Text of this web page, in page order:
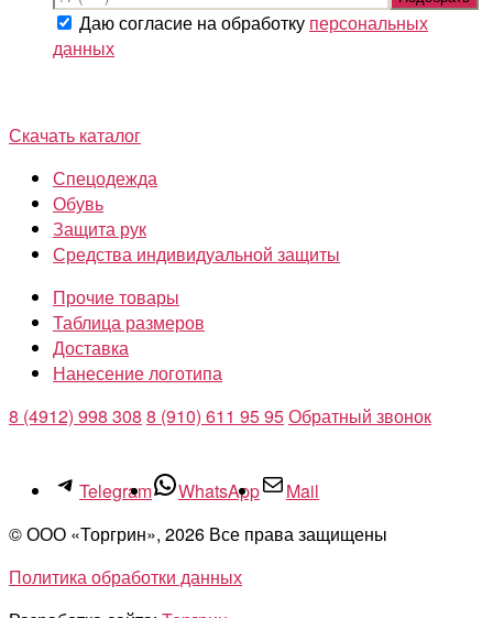
Даю согласие на обработку персональных
данных
Скачать каталог
Спецодежда
Обувь
Защита рук
Средства индивидуальной защиты
Прочие товары
Таблица размеров
Доставка
Нанесение логотипа
8 (4912) 998 308 8 (910) 611 95 95Обратный звонок
Telegram WhatsApp
Mail
© ООО «Торгрин», 2026 Все права защищены
Политика обработки данных